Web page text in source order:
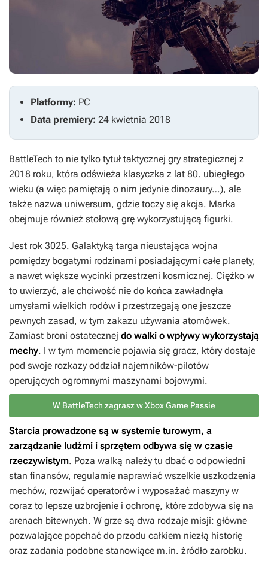
Platformy: PC
Data premiery: 24 kwietnia 2018
BattleTech to nie tylko tytuł taktycznej gry strategicznej z
2018 roku, która odświeża klasyczka z lat 80. ubiegłego
wieku (a więc pamiętają o nim jedynie dinozaury…), ale
także nazwa uniwersum, gdzie toczy się akcja. Marka
obejmuje również stołową grę wykorzystującą figurki.
Jest rok 3025. Galaktyką targa nieustająca wojna
pomiędzy bogatymi rodzinami posiadającymi całe planety,
a nawet większe wycinki przestrzeni kosmicznej. Ciężko w
to uwierzyć, ale chciwość nie do końca zawładnęła
umysłami wielkich rodów i przestrzegają one jeszcze
pewnych zasad, w tym zakazu używania atomówek.
Zamiast broni ostatecznej do walki o wpływy wykorzystają
mechy. I w tym momencie pojawia się gracz, który dostaje
pod swoje rozkazy oddział najemników-pilotów
operujących ogromnymi maszynami bojowymi.
W BattleTech zagrasz w Xbox Game Passie
Starcia prowadzone są w systemie turowym, a
zarządzanie ludźmi i sprzętem odbywa się w czasie
rzeczywistym. Poza walką należy tu dbać o odpowiedni
stan finansów, regularnie naprawiać wszelkie uszkodzenia
mechów, rozwijać operatorów i wyposażać maszyny w
coraz to lepsze uzbrojenie i ochronę, które zdobywa się na
arenach bitewnych. W grze są dwa rodzaje misji: główne
pozwalające popchać do przodu całkiem niezłą historię
oraz zadania podobne stanowiące m.in. źródło zarobku.